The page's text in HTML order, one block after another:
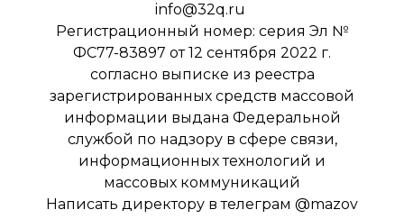
info@32q.ru
Регистрационный номер: серия Эл №
ФС77-83897 от 12 сентября 2022 г.
согласно выписке из реестра
зарегистрированных средств массовой
информации выдана Федеральной
службой по надзору в сфере связи,
информационных технологий и
массовых коммуникаций
Написать директору в телеграм @mazov